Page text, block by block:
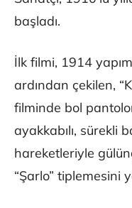
başladı.
İlk filmi, 1914
ardından çekilen,
filminde bol
ayakkabılı, sürekli
hareketleriyle
“Şarlo” tiplemesini